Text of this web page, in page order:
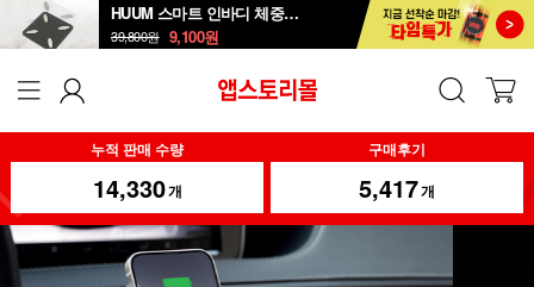
HUUM 스마트 인바디 체중계 SB-108B
39,800원 9,100원
누적 판매 수량
14,330개
구매후기
5,417개